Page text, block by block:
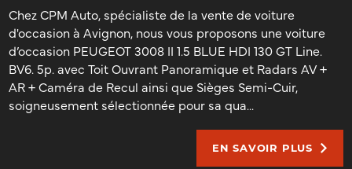
Chez CPM Auto, spécialiste de la vente de voiture
d'occasion à Avignon, nous vous proposons une voiture
d’occasion PEUGEOT 3008 II 1.5 BLUE HDI 130 GT Line.
BV6. 5p. avec Toit Ouvrant Panoramique et Radars AV +
AR + Caméra de Recul ainsi que Sièges Semi-Cuir,
soigneusement sélectionnée pour sa qua...
EN SAVOIR PLUS